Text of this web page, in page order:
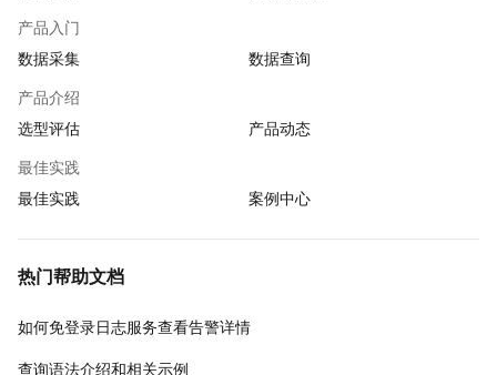
产品入门
数据采集
数据查询
产品介绍
选型评估
产品动态
最佳实践
最佳实践
案例中心
热门帮助文档
如何免登录日志服务查看告警详情
查询语法介绍和相关示例